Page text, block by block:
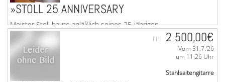
»STOLL 25 ANNIVERSARY
Meister Stoll baute anläßlich seines 25-jährigen
Firmenjubiläums 6 Gitarren. Eine davon ist hier zu haben.
Heute würde Sie weit über 4.000,- € ...mehr
FP. 2 500,00€
Vom 31.7.'26
um 11:26 Uhr
Stahlsaitengitarre